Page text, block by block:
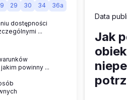
9 29 30 34 36a
dostępności
...
powinny ...
Data
Jak